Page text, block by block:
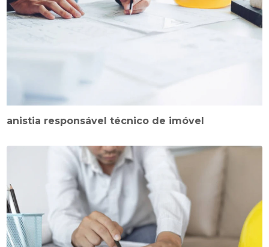
anistia responsável técnico de imóvel